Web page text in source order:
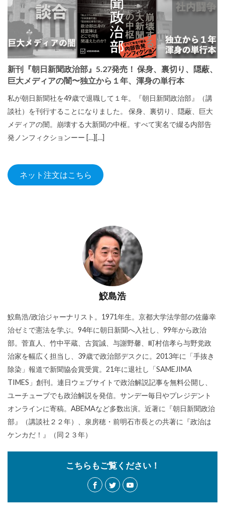
新刊『朝日新聞政治部』5.27発売！ 保身、裏切り、隠蔽、
巨大メディアの闇〜独立から１年、渾身の単行本
私が朝日新聞社を49歳で退職して１年。『朝日新聞政治部』（講
談社）を刊行することになりました。 保身、裏切り、隠蔽、巨大
メディアの闇。崩壊する大新聞の中枢。すべて実名で綴る内部告
発ノンフィクションーー […][…]
ネット注文はこちら
鮫島浩
鮫島浩/政治ジャーナリスト。1971年生。京都大学法学部の佐藤幸
治ゼミで憲法を学ぶ。94年に朝日新聞へ入社し、99年から政治
部。菅直人、竹中平蔵、古賀誠、与謝野馨、町村信孝ら与野党政
治家を幅広く担当し、39歳で政治部デスクに。2013年に「手抜き
除染」報道で新聞協会賞受賞。21年に退社し「SAMEJIMA
TIMES」創刊。連日ウェブサイトで政治解説記事を無料公開し、
ユーチューブでも政治解説を発信。サンデー毎日やプレジデント
オンラインに寄稿。ABEMAなど多数出演。近著に『朝日新聞政治
部』（講談社２２年）、泉房穂・前明石市長との共著に『政治は
ケンカだ！』（同２３年）
こちらもご覧ください！